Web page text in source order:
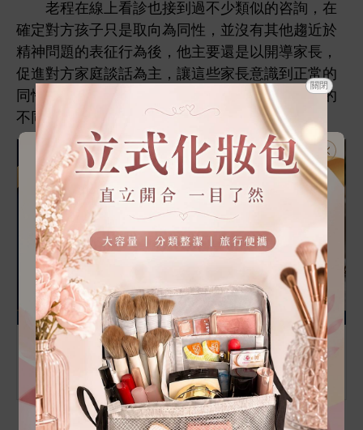
老程 線 診也接到過 類似
咨詢，
確定對方孩子只
取向為同性，並沒 其 趨
於
精神問題
表征 為 ， 主 還 以 導
，
促
對方 庭談話為主，讓 些
識到正常
同性戀
每個獨
格
同選擇。
🔥箱購30包 12600張超低價🔥加厚5層 全網cp值最高
30包一箱 抽取式抽紙 加厚衛生紙 抽取式加量加厚棉柔
紙巾
所以當 老程 到 臺推送 條線
咨詢
關閉